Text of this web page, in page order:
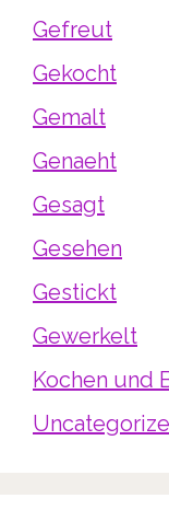
Gefreut
Gekocht
Gemalt
Genaeht
Gesagt
Gesehen
Gestickt
Gewerkelt
Kochen und